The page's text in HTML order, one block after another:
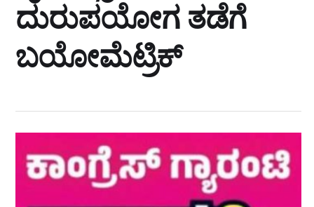
ದುರುಪಯೋಗ ತಡೆಗೆ
ಬಯೋಮೆಟ್ರಿಕ್‌